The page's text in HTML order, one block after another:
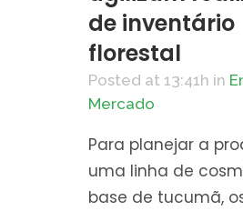
de inventário
florestal
Posted at 13:41h in
Mercado
Para planejar a
uma linha de
base de tucumã,